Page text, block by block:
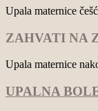
Upala maternice
ZAHVATI NA
Upala maternice
UPALNA